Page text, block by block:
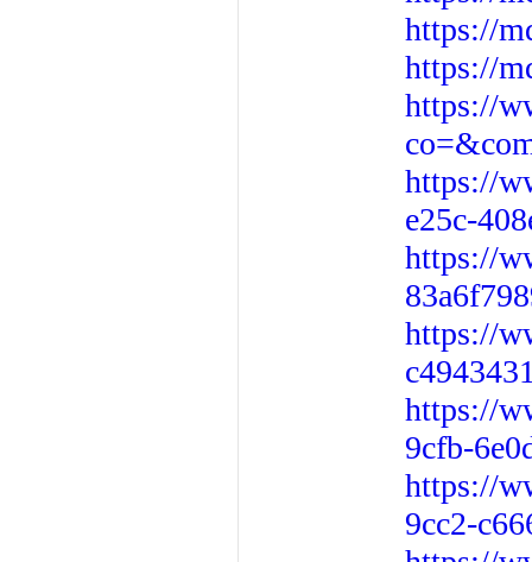
https://
https://
https://
https://
e25c-
https://
https://
https://
9cfb-
https://
9cc2-